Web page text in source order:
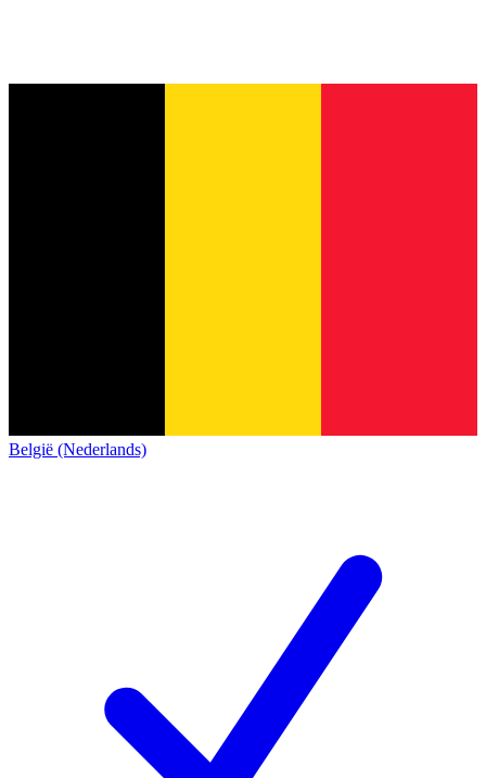
België (Nederlands)